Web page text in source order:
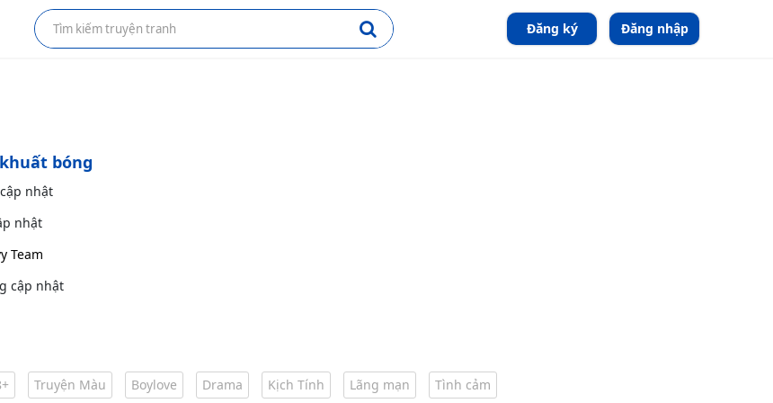
Đăng ký Đăng nhập
bóng
nhật
nhật
Team
cập nhật
Truyện Màu Boylove Drama Kịch Tính Lãng mạn Tình cảm